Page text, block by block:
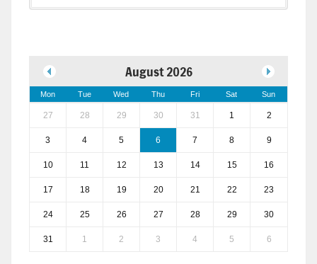
August 2026
Mon Tue Wed Thu Fri Sat Sun
27 28 29 30 31 1 2
3 4 5 6 7 8 9
10 11 12 13 14 15 16
17 18 19 20 21 22 23
24 25 26 27 28 29 30
31 1 2 3 4 5 6